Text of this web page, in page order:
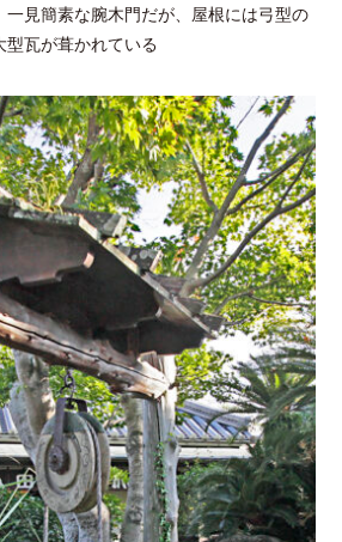
一見簡素な腕木門だが、屋根には弓型の
型瓦が葺かれている